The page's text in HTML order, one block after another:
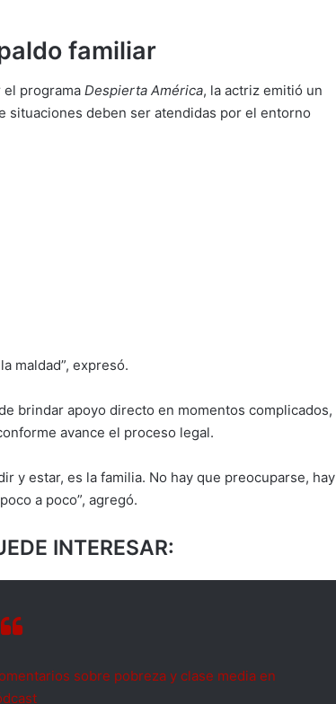
familiar
el programaDespierta América, la actriz emitió un
situaciones deben ser atendidas por el entorno
maldad”, expresó.
brindar apoyo directo en momentos complicados,
avance el proceso legal.
y estar, es la familia. No hay que preocuparse, hay
a poco”, agregó.
INTERESAR:
sobre pobreza y clase media en